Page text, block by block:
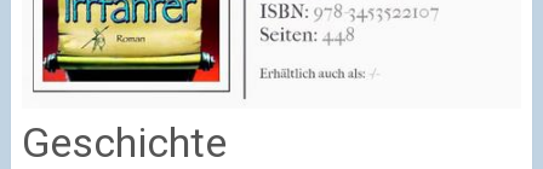
Geschichte